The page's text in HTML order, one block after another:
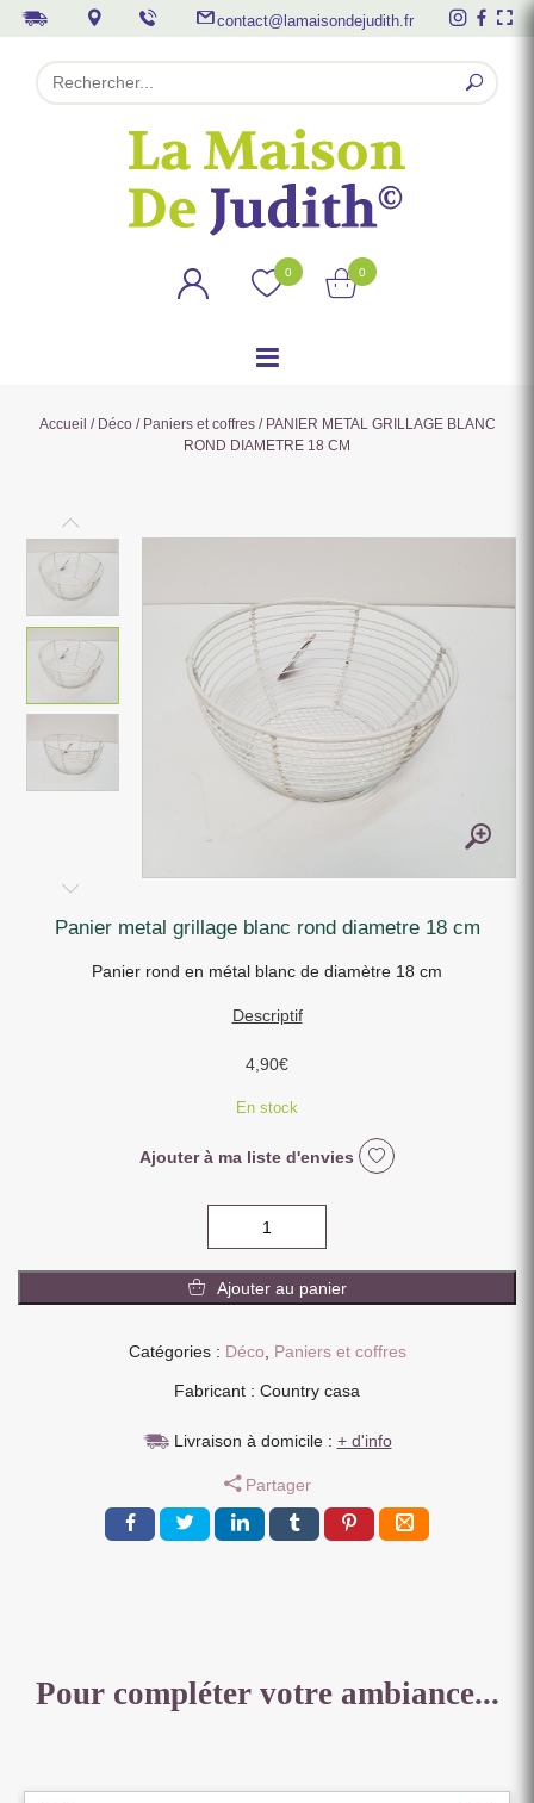
contact@lamaisondejudith.fr
0 0
Accueil / Déco/ Paniers et coffres/ PANIER METAL GRILLAGE BLANC
ROND DIAMETRE 18 CM
panier metal grillage blanc rond diametre 18 cm
Panier rond en métal blanc de diamètre 18 cm
Descriptif
4,90€
En stock
Ajouter à ma liste d'envies
METAL
DIAMETRE
CM
Ajouter au panier
Catégories : Déco Paniers et coffres
Fabricant : Country casa
Livraison à domicile : + d'info
Partager
Pour compléter votre ambiance...